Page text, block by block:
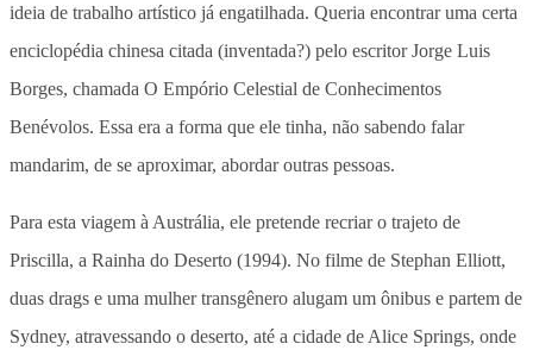
ideia de trabalho artístico já engatilhada. Queria encontrar uma certa
enciclopédia chinesa citada (inventada?) pelo escritor Jorge Luis
Borges, chamada O Empório Celestial de Conhecimentos
Benévolos. Essa era a forma que ele tinha, não sabendo falar
mandarim, de se aproximar, abordar outras pessoas.
Para esta viagem à Austrália, ele pretende recriar o trajeto de
Priscilla, a Rainha do Deserto (1994). No filme de Stephan Elliott,
duas drags e uma mulher transgênero alugam um ônibus e partem de
Sydney, atravessando o deserto, até a cidade de Alice Springs, onde